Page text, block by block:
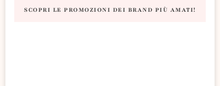
SCOPRI LE PROMOZIONI DEI BRAND PIÙ AMATI!